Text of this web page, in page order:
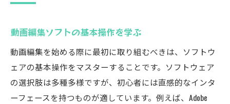
動画編集ソフトの基本操作を学ぶ
動画編集を始める際に最初に取り組むべきは、ソフトウ
ェアの基本操作をマスターすることです。ソフトウェア
の選択肢は多種多様ですが、初心者には直感的なインタ
ーフェースを持つものが適しています。例えば、Adobe